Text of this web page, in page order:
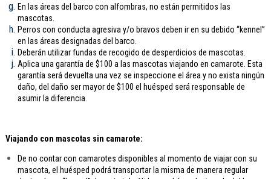
En las áreas del barco con alfombras, no están permitidos las
mascotas.
Perros con conducta agresiva y/o bravos deben ir en su debido “kennel”
en las áreas designadas del barco.
Deberán utilizar fundas de recogido de desperdicios de mascotas.
Aplica una garantía de $100 a las mascotas viajando en camarote. Esta
garantía será devuelta una vez se inspeccione el área y no exista ningún
daño, del daño ser mayor de $100 el huésped será responsable de
asumir la diferencia.
Viajando con mascotas sin camarote:
De no contar con camarotes disponibles al momento de viajar con su
mascota, el huésped podrá transportar la misma de manera regular